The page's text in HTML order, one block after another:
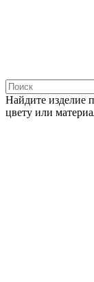
Найдите изделие
цвету или